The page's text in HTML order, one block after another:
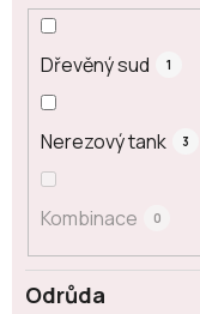
Odrůda
Dřevěný sud 1
Nerezový tank 3
Kombinace 0